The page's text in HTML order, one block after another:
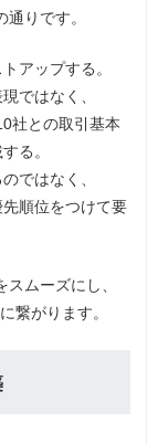
りです。
アップする。
ではなく、
社との取引基本
る。
ではなく、
順位をつけて要
ムーズにし、
繋がります。